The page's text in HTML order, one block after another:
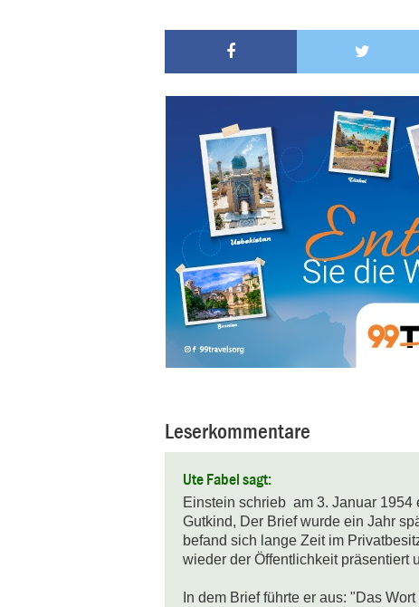
Leserkommentare
Ute Fabel sagt:
Einstein schrieb  am 3. Januar
Gutkind, Der Brief wurde ein Jahr
befand sich lange Zeit im
wieder der Öffentlichkeit präsentiert
In dem Brief führte er aus: "Das